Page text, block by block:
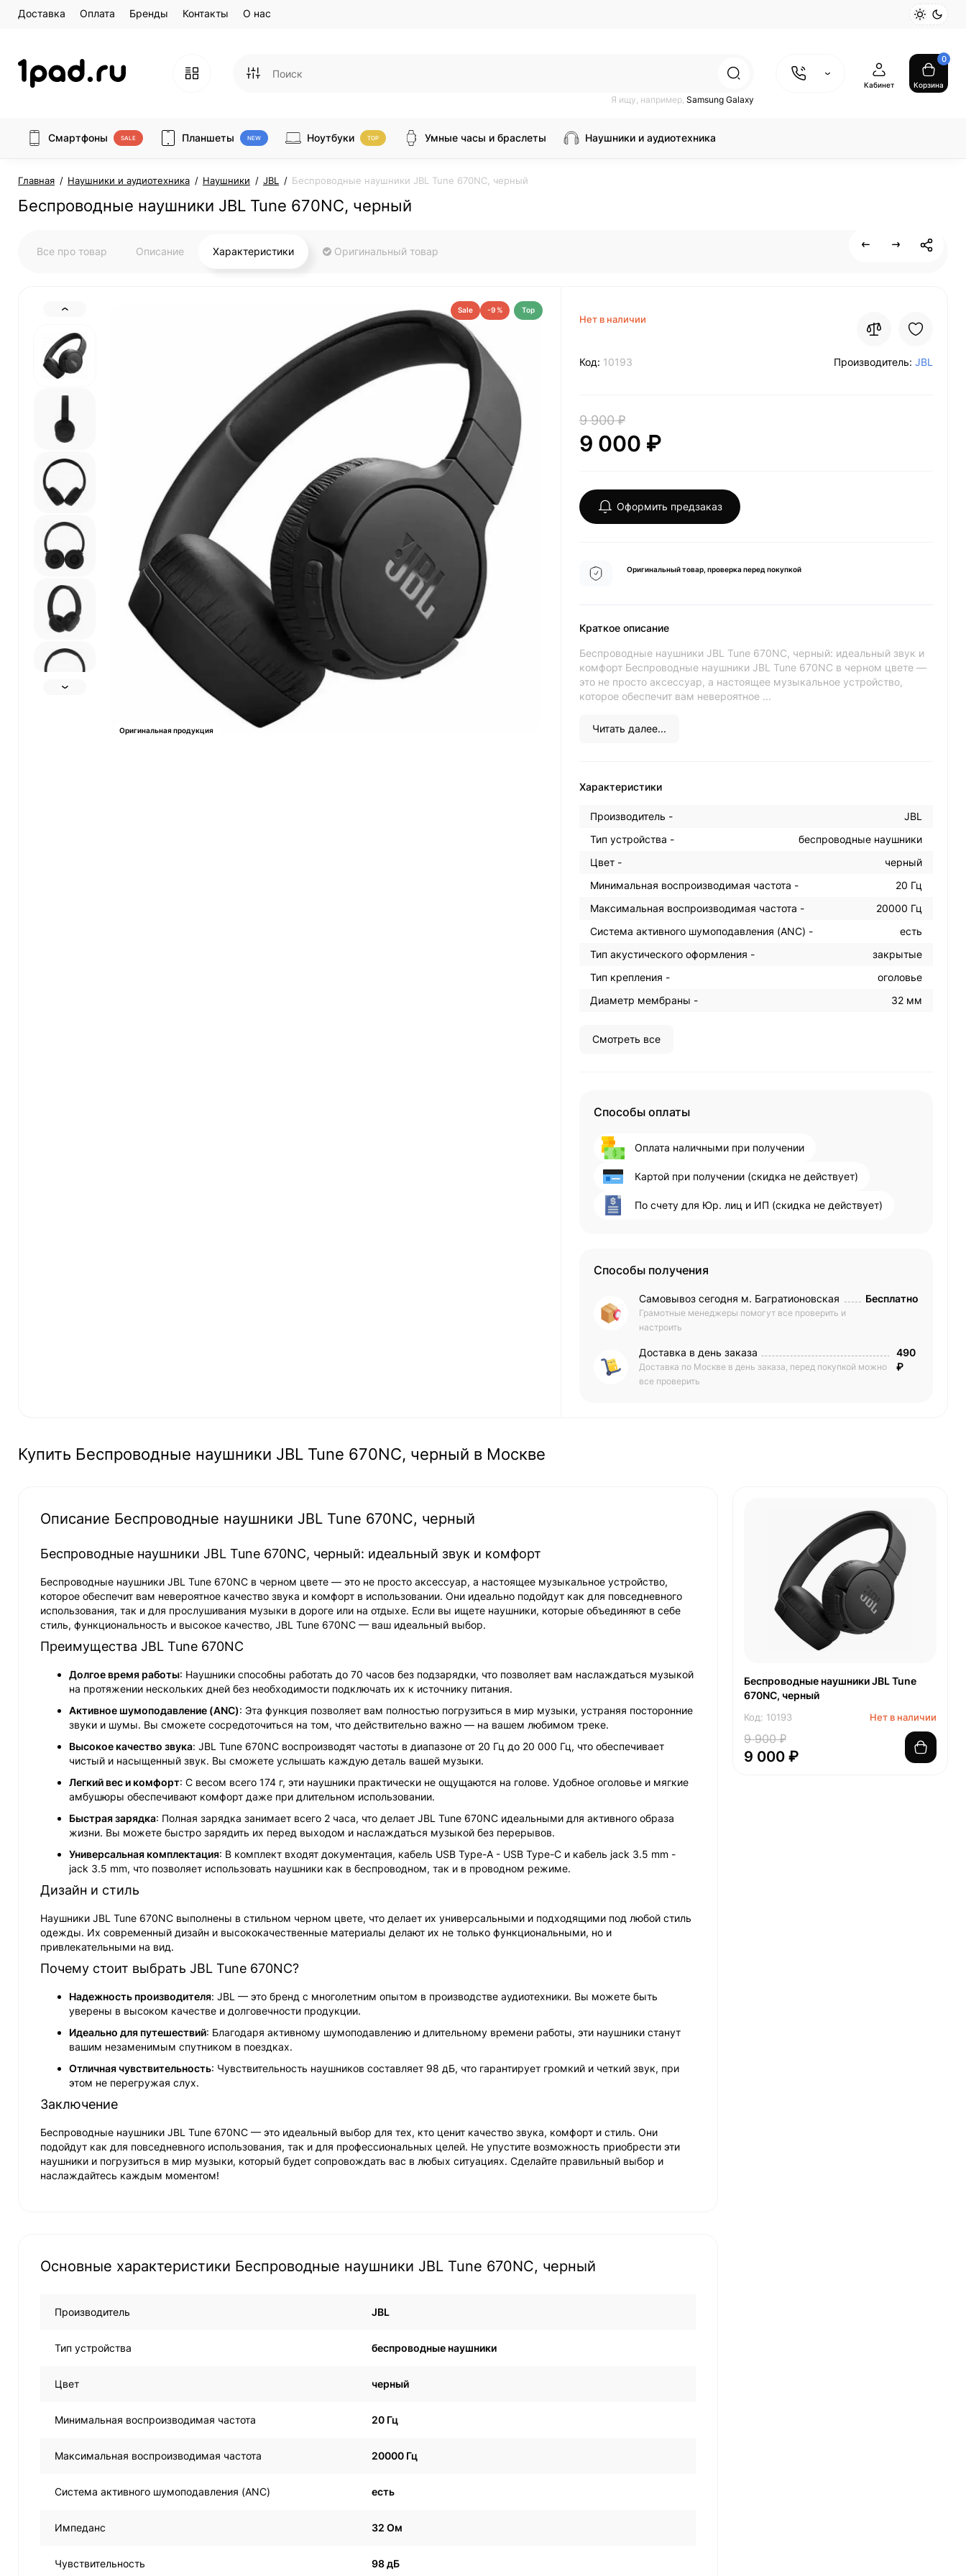
Доставка Оплата Бренды Контакты О нас
Я ищу, например, Samsung Galaxy
Кабинет
0
Корзина
Смартфоны SALE Планшеты NEW Ноутбуки TOP Умные часы и браслеты Наушники и аудиотехника
Главная Наушники и аудиотехника Наушники JBL Беспроводные наушники JBL Tune 670NC, черный
Беспроводные наушники JBL Tune 670NC, черный
Все про товар Описание Характеристики Оригинальный товар
Sale -9 % Top
Оригинальная продукция
Нет в наличии
Код: 10193 Производитель: JBL
9 900 ₽
9 000 ₽
Оформить предзаказ
Оригинальный товар, проверка перед покупкой
Краткое описание
Беспроводные наушники JBL Tune 670NC, черный: идеальный звук и
комфорт Беспроводные наушники JBL Tune 670NC в черном цвете —
это не просто аксессуар, а настоящее музыкальное устройство,
которое обеспечит вам невероятное ...
Читать далее...
Характеристики
Производитель -
JBL
Тип устройства -
беспроводные наушники
Цвет -
черный
Минимальная воспроизводимая частота -
20 Гц
Максимальная воспроизводимая частота -
20000 Гц
Система активного шумоподавления (ANC) -
есть
Тип акустического оформления -
закрытые
Тип крепления -
оголовье
Диаметр мембраны -
32 мм
Смотреть все
Способы оплаты
Оплата наличными при получении
Картой при получении (скидка не действует)
По счету для Юр. лиц и ИП (скидка не действует)
Способы получения
Самовывоз сегодня м. Багратионовская
Грамотные менеджеры помогут все проверить и
настроить
Бесплатно
Доставка в день заказа
Доставка по Москве в день заказа, перед покупкой можно
все проверить
490
₽
Купить Беспроводные наушники JBL Tune 670NC, черный в Москве
Описание Беспроводные наушники JBL Tune 670NC, черный
Беспроводные наушники JBL Tune 670NC, черный: идеальный звук и комфорт
Беспроводные наушники JBL Tune 670NC в черном цвете — это не просто аксессуар, а настоящее музыкальное устройство,
которое обеспечит вам невероятное качество звука и комфорт в использовании. Они идеально подойдут как для повседневного
использования, так и для прослушивания музыки в дороге или на отдыхе. Если вы ищете наушники, которые объединяют в себе
стиль, функциональность и высокое качество, JBL Tune 670NC — ваш идеальный выбор.
Преимущества JBL Tune 670NC
Долгое время работы: Наушники способны работать до 70 часов без подзарядки, что позволяет вам наслаждаться музыкой
на протяжении нескольких дней без необходимости подключать их к источнику питания.
Активное шумоподавление (ANC): Эта функция позволяет вам полностью погрузиться в мир музыки, устраняя посторонние
звуки и шумы. Вы сможете сосредоточиться на том, что действительно важно — на вашем любимом треке.
Высокое качество звука: JBL Tune 670NC воспроизводят частоты в диапазоне от 20 Гц до 20 000 Гц, что обеспечивает
чистый и насыщенный звук. Вы сможете услышать каждую деталь вашей музыки.
Легкий вес и комфорт: С весом всего 174 г, эти наушники практически не ощущаются на голове. Удобное оголовье и мягкие
амбушюры обеспечивают комфорт даже при длительном использовании.
Быстрая зарядка: Полная зарядка занимает всего 2 часа, что делает JBL Tune 670NC идеальными для активного образа
жизни. Вы можете быстро зарядить их перед выходом и наслаждаться музыкой без перерывов.
Универсальная комплектация: В комплект входят документация, кабель USB Type-A - USB Type-C и кабель jack 3.5 mm -
jack 3.5 mm, что позволяет использовать наушники как в беспроводном, так и в проводном режиме.
Дизайн и стиль
Наушники JBL Tune 670NC выполнены в стильном черном цвете, что делает их универсальными и подходящими под любой стиль
одежды. Их современный дизайн и высококачественные материалы делают их не только функциональными, но и
привлекательными на вид.
Почему стоит выбрать JBL Tune 670NC?
Надежность производителя: JBL — это бренд с многолетним опытом в производстве аудиотехники. Вы можете быть
уверены в высоком качестве и долговечности продукции.
Идеально для путешествий: Благодаря активному шумоподавлению и длительному времени работы, эти наушники станут
вашим незаменимым спутником в поездках.
Отличная чувствительность: Чувствительность наушников составляет 98 дБ, что гарантирует громкий и четкий звук, при
этом не перегружая слух.
Заключение
Беспроводные наушники JBL Tune 670NC — это идеальный выбор для тех, кто ценит качество звука, комфорт и стиль. Они
подойдут как для повседневного использования, так и для профессиональных целей. Не упустите возможность приобрести эти
наушники и погрузиться в мир музыки, который будет сопровождать вас в любых ситуациях. Сделайте правильный выбор и
наслаждайтесь каждым моментом!
Основные характеристики Беспроводные наушники JBL Tune 670NC, черный
Производитель JBL
Тип устройства беспроводные наушники
Цвет черный
Минимальная воспроизводимая частота 20 Гц
Максимальная воспроизводимая частота 20000 Гц
Система активного шумоподавления (ANC) есть
Импеданс 32 Ом
Чувствительность 98 дБ
Беспроводные наушники JBL Tune
670NC, черный
Код: 10193 Нет в наличии
9 900 ₽
9 000 ₽